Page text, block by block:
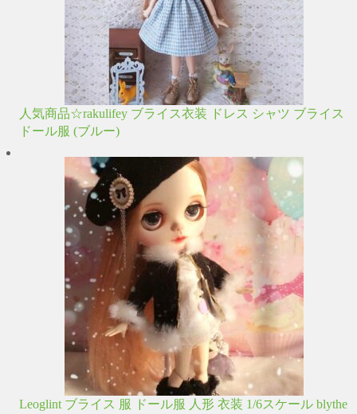
人気商品☆rakulifey ブライス衣装 ドレス シャツ ブライス
ドール服 (ブルー)
Leoglint ブライス 服 ドール服 人形 衣装 1/6スケール blythe